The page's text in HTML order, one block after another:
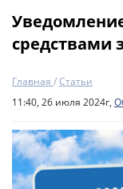
средствами
Главная /Статьи
11:40, 26 июля 2024г,